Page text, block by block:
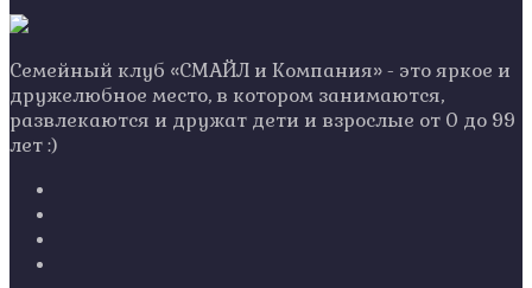
Семейный клуб «СМАЙЛ и Компания» - это яркое и
дружелюбное место, в котором занимаются,
развлекаются и дружат дети и взрослые от 0 до 99
лет :)